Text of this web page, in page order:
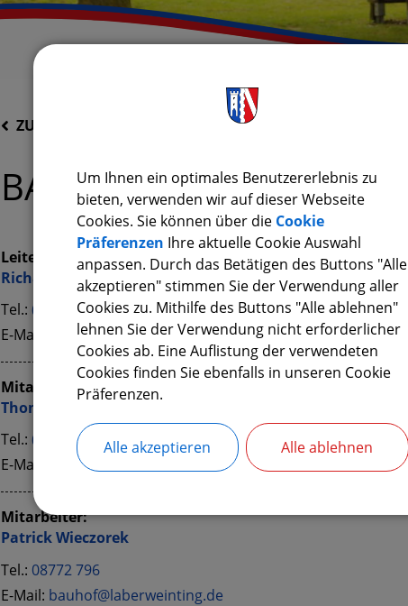
ZURÜCK
BAUHOF
Leiter:
Richard
Margezeder
Tel.: 08772 796
E-Mail:
bauhof@laberweinting.de
Mitarbeiter:
Thomas
Tel.: 08772 796
E-Mail:
bauhof@laberweinting.de
Mitarbeiter:
PatrickWieczorek
Tel.: 08772 796
E-Mail: bauhof@laberweinting.de
Um Ihnen ein optimales Benutzererlebnis zu
bieten, verwenden wir auf dieser Webseite
Cookies. Sie können über die Cookie
Präferenzen Ihre aktuelle Cookie Auswahl
anpassen. Durch das Betätigen des Buttons "Alle
akzeptieren" stimmen Sie der Verwendung aller
Cookies zu. Mithilfe des Buttons "Alle ablehnen"
lehnen Sie der Verwendung nicht erforderlicher
Cookies ab. Eine Auflistung der verwendeten
Cookies finden Sie ebenfalls in unseren Cookie
Präferenzen.
Alle akzeptieren Alle ablehnen